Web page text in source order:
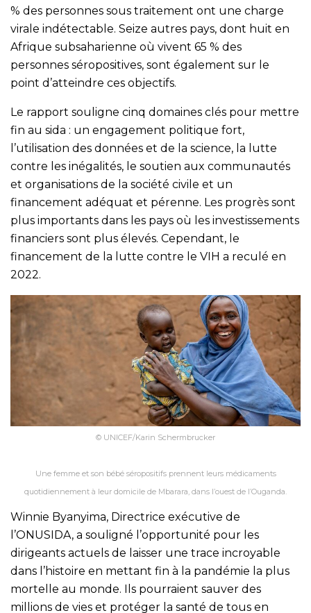
% des personnes sous traitement ont une charge
virale indétectable. Seize autres pays, dont huit en
Afrique subsaharienne où vivent 65 % des
personnes séropositives, sont également sur le
point d’atteindre ces objectifs.
Le rapport souligne cinq domaines clés pour mettre
fin au sida : un engagement politique fort,
l’utilisation des données et de la science, la lutte
contre les inégalités, le soutien aux communautés
et organisations de la société civile et un
financement adéquat et pérenne. Les progrès sont
plus importants dans les pays où les investissements
financiers sont plus élevés. Cependant, le
financement de la lutte contre le VIH a reculé en
2022.
© UNICEF/Karin Schermbrucker
Une femme et son bébé séropositifs prennent leurs médicaments
quotidiennement à leur domicile de Mbarara, dans l’ouest de l’Ouganda.
Winnie Byanyima, Directrice exécutive de
l’ONUSIDA, a souligné l’opportunité pour les
dirigeants actuels de laisser une trace incroyable
dans l’histoire en mettant fin à la pandémie la plus
mortelle au monde. Ils pourraient sauver des
millions de vies et protéger la santé de tous en